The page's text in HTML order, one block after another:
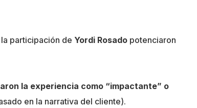
participación de Yordi Rosado potenciaron
la experiencia como “impactante” o
en la narrativa del cliente).